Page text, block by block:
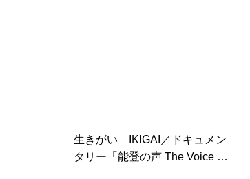
生きがい IKIGAI／ドキュメン
タリー「能登の声 The Voice of